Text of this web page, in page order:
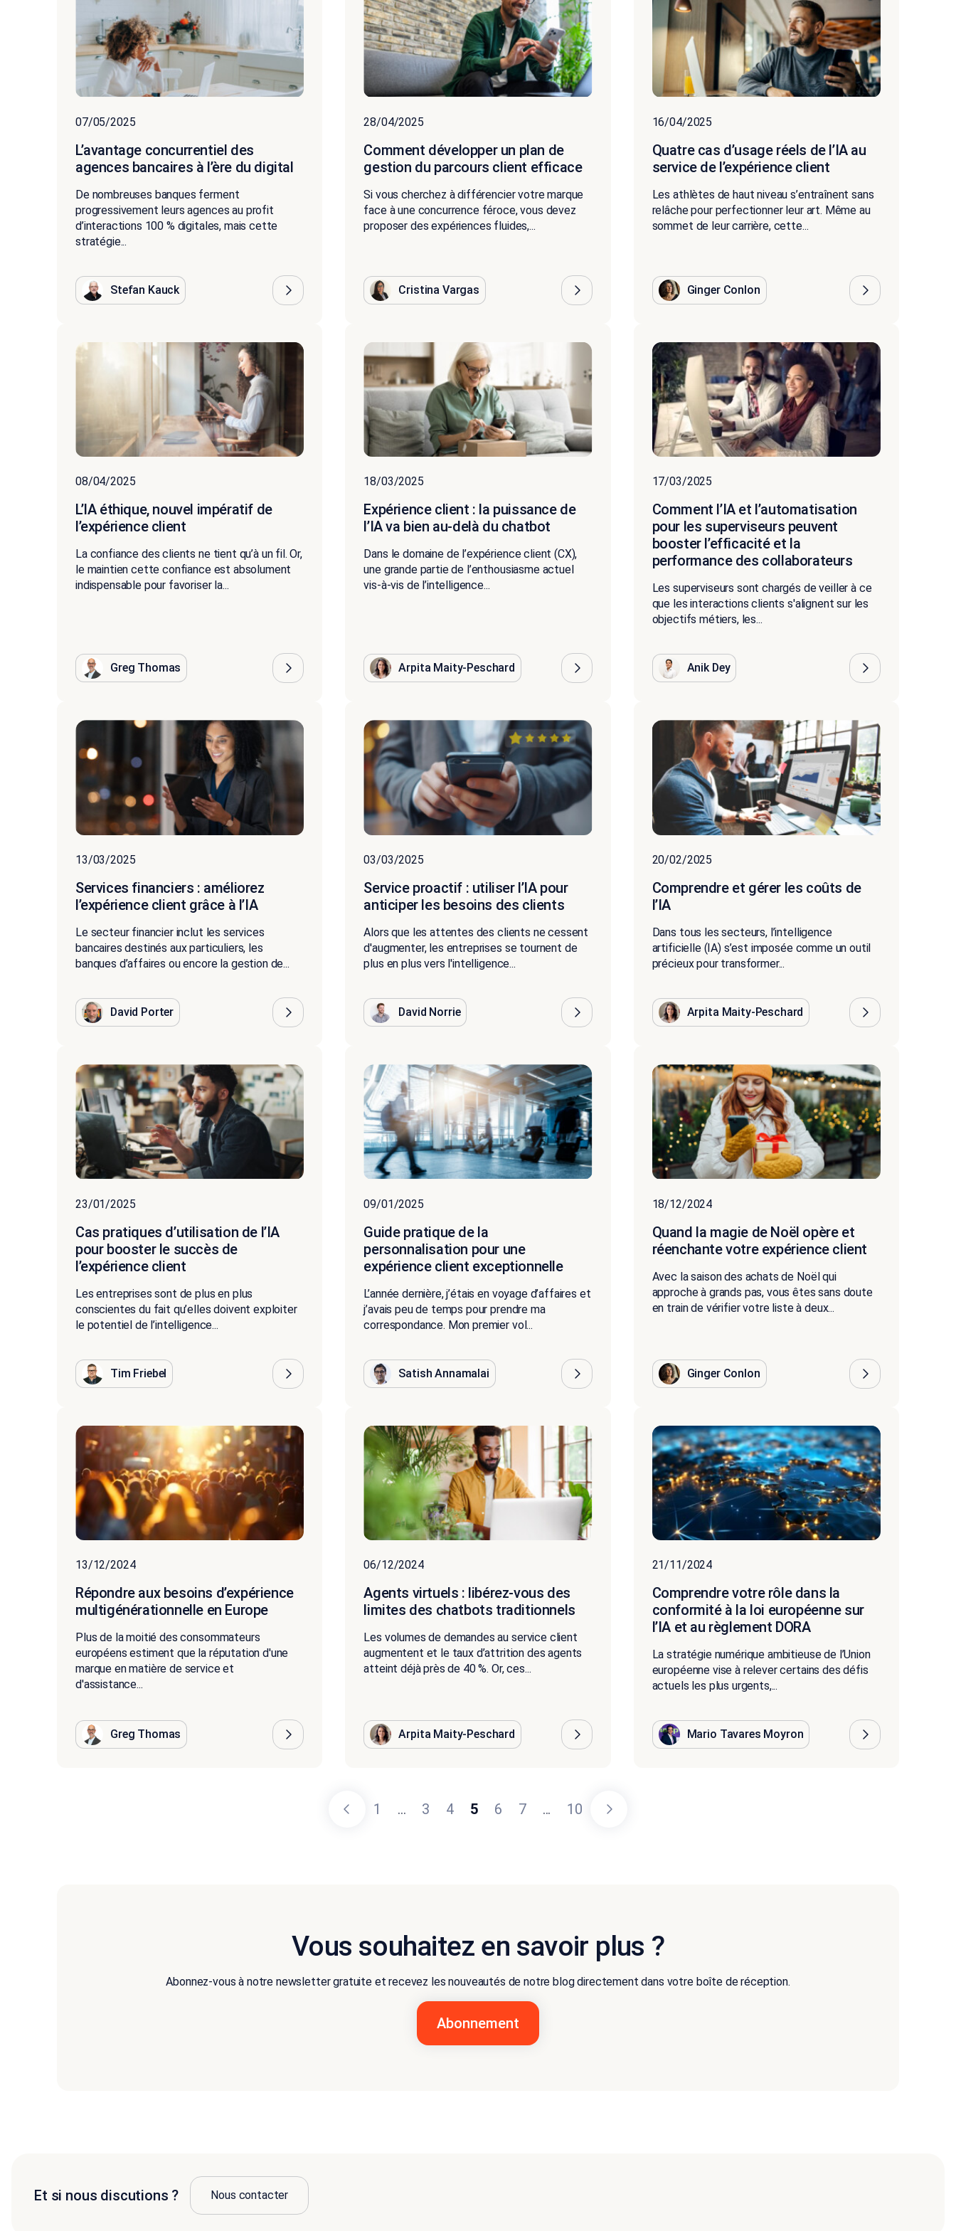
07/05/2025
L’avantage concurrentiel des
agences bancaires à l’ère du digital
De nombreuses banques ferment
progressivement leurs agences au profit
d’interactions 100 % digitales, mais cette
stratégie...
Stefan Kauck
28/04/2025
Comment développer un plan de
gestion du parcours client efficace
Si vous cherchez à différencier votre marque
face à une concurrence féroce, vous devez
proposer des expériences fluides,...
Cristina Vargas
16/04/2025
Quatre cas d’usage réels de l’IA au
service de l’expérience client
Les athlètes de haut niveau s’entraînent sans
relâche pour perfectionner leur art. Même au
sommet de leur carrière, cette...
Ginger Conlon
08/04/2025
L’IA éthique, nouvel impératif de
l’expérience client
La confiance des clients ne tient qu’à un fil. Or,
le maintien cette confiance est absolument
indispensable pour favoriser la...
Greg Thomas
18/03/2025
Expérience client : la puissance de
l’IA va bien au-delà du chatbot
Dans le domaine de l’expérience client (CX),
une grande partie de l’enthousiasme actuel
vis-à-vis de l’intelligence...
Arpita Maity-Peschard
17/03/2025
Comment l’IA et l’automatisation
pour les superviseurs peuvent
booster l’efficacité et la
performance des collaborateurs
Les superviseurs sont chargés de veiller à ce
que les interactions clients s'alignent sur les
objectifs métiers, les...
Anik Dey
13/03/2025
Services financiers : améliorez
l’expérience client grâce à l’IA
Le secteur financier inclut les services
bancaires destinés aux particuliers, les
banques d’affaires ou encore la gestion de...
David Porter
03/03/2025
Service proactif : utiliser l’IA pour
anticiper les besoins des clients
Alors que les attentes des clients ne cessent
d'augmenter, les entreprises se tournent de
plus en plus vers l'intelligence...
David Norrie
20/02/2025
Comprendre et gérer les coûts de
l’IA
Dans tous les secteurs, l’intelligence
artificielle (IA) s’est imposée comme un outil
précieux pour transformer...
Arpita Maity-Peschard
23/01/2025
Cas pratiques d’utilisation de l’IA
pour booster le succès de
l’expérience client
Les entreprises sont de plus en plus
conscientes du fait qu’elles doivent exploiter
le potentiel de l’intelligence...
Tim Friebel
09/01/2025
Guide pratique de la
personnalisation pour une
expérience client exceptionnelle
L’année dernière, j’étais en voyage d’affaires et
j’avais peu de temps pour prendre ma
correspondance. Mon premier vol...
Satish Annamalai
18/12/2024
Quand la magie de Noël opère et
réenchante votre expérience client
Avec la saison des achats de Noël qui
approche à grands pas, vous êtes sans doute
en train de vérifier votre liste à deux...
Ginger Conlon
13/12/2024
Répondre aux besoins d’expérience
multigénérationnelle en Europe
Plus de la moitié des consommateurs
européens estiment que la réputation d'une
marque en matière de service et
d'assistance...
Greg Thomas
06/12/2024
Agents virtuels : libérez-vous des
limites des chatbots traditionnels
Les volumes de demandes au service client
augmentent et le taux d’attrition des agents
atteint déjà près de 40 %. Or, ces...
Arpita Maity-Peschard
21/11/2024
Comprendre votre rôle dans la
conformité à la loi européenne sur
l’IA et au règlement DORA
La stratégie numérique ambitieuse de l’Union
européenne vise à relever certains des défis
actuels les plus urgents,...
Mario Tavares Moyron
1 ... 3 4 5 6 7 ... 10
Vous souhaitez en savoir plus ?
Abonnez-vous à notre newsletter gratuite et recevez les nouveautés de notre blog directement dans votre boîte de réception.
Et si nous discutions ? Nous contacter